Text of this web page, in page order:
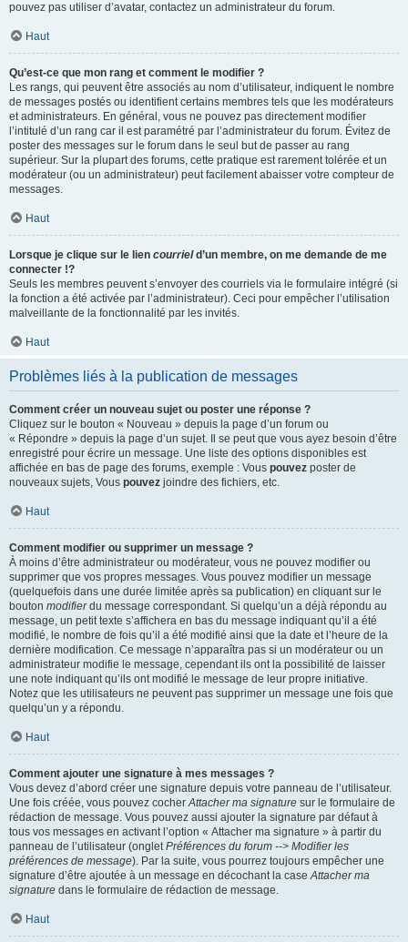
pouvez pas utiliser d’avatar, contactez un administrateur du forum.
Haut
Qu’est-ce que mon rang et comment le modifier ?
Les rangs, qui peuvent être associés au nom d’utilisateur, indiquent le nombre
de messages postés ou identifient certains membres tels que les modérateurs
et administrateurs. En général, vous ne pouvez pas directement modifier
l’intitulé d’un rang car il est paramétré par l’administrateur du forum. Évitez de
poster des messages sur le forum dans le seul but de passer au rang
supérieur. Sur la plupart des forums, cette pratique est rarement tolérée et un
modérateur (ou un administrateur) peut facilement abaisser votre compteur de
messages.
Haut
Lorsque je clique sur le lien courrield’un membre, on me demande de me
connecter !?
Seuls les membres peuvent s’envoyer des courriels via le formulaire intégré (si
la fonction a été activée par l’administrateur). Ceci pour empêcher l’utilisation
malveillante de la fonctionnalité par les invités.
Haut
Problèmes liés à la publication de messages
Comment créer un nouveau sujet ou poster une réponse ?
Cliquez sur le bouton « Nouveau » depuis la page d’un forum ou
« Répondre » depuis la page d’un sujet. Il se peut que vous ayez besoin d’être
enregistré pour écrire un message. Une liste des options disponibles est
affichée en bas de page des forums, exemple : Vous pouvez poster de
nouveaux sujets, Vous pouvez joindre des fichiers, etc.
Haut
Comment modifier ou supprimer un message ?
À moins d’être administrateur ou modérateur, vous ne pouvez modifier ou
supprimer que vos propres messages. Vous pouvez modifier un message
(quelquefois dans une durée limitée après sa publication) en cliquant sur le
bouton modifierdu message correspondant. Si quelqu’un a déjà répondu au
message, un petit texte s’affichera en bas du message indiquant qu’il a été
modifié, le nombre de fois qu’il a été modifié ainsi que la date et l’heure de la
dernière modification. Ce message n’apparaîtra pas si un modérateur ou un
administrateur modifie le message, cependant ils ont la possibilité de laisser
une note indiquant qu’ils ont modifié le message de leur propre initiative.
Notez que les utilisateurs ne peuvent pas supprimer un message une fois que
quelqu’un y a répondu.
Haut
Comment ajouter une signature à mes messages ?
Vous devez d’abord créer une signature depuis votre panneau de l’utilisateur.
Une fois créée, vous pouvez cocherAttacher ma signature sur le formulaire de
rédaction de message. Vous pouvez aussi ajouter la signature par défaut à
tous vos messages en activant l’option « Attacher ma signature » à partir du
panneau de l’utilisateur (ongletPréférences du forum --> Modifier les
préférences de message). Par la suite, vous pourrez toujours empêcher une
signature d’être ajoutée à un message en décochant la caseAttacher ma
signature dans le formulaire de rédaction de message.
Haut